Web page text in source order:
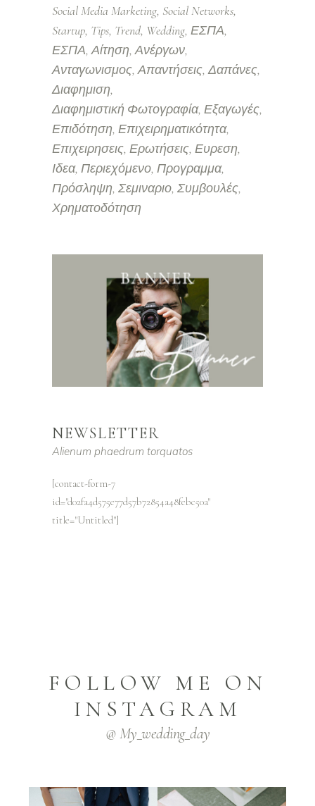
Social Media Marketing Social Networks
Startup Tips Trend Wedding ΕΣΠΑ
ΕΣΠΑ Αίτηση Ανέργων
Ανταγωνισμος Απαντήσεις Δαπάνες
Διαφημιση
Διαφημιστική Φωτογραφία Εξαγωγές
Επιδότηση Επιχειρηματικότητα
Επιχειρησεις Ερωτήσεις Ευρεση
Ιδεα Περιεχόμενο Προγραμμα
Πρόσληψη Σεμιναριο Συμβουλές
Χρηματοδότηση
NEWSLETTER
Alienum phaedrum torquatos
[contact-form-7
id="d02fa4d575e77d57b72854a48febc50a"
title="Untitled"]
FOLLOW ME ON
INSTAGRAM
@ My_wedding_day